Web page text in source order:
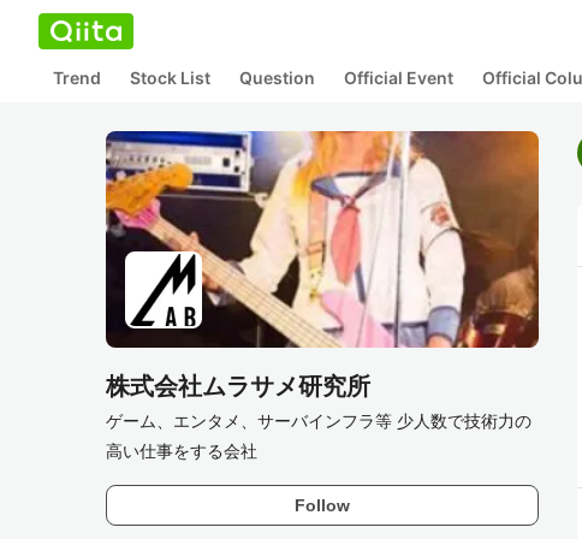
Trend Stock List Question Official Event Official
株式会社ムラサメ研究所
ゲーム、エンタメ、サーバインフラ等 少人数で技術力の
高い仕事をする会社
Follow